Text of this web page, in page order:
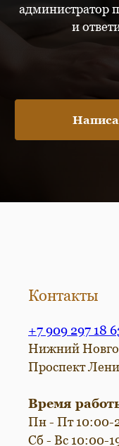
администратор
и
Контакты
+7 909 297 18
Нижний
Проспект
Время
Пн - Пт 10:00-
Сб - Вс 10:00-